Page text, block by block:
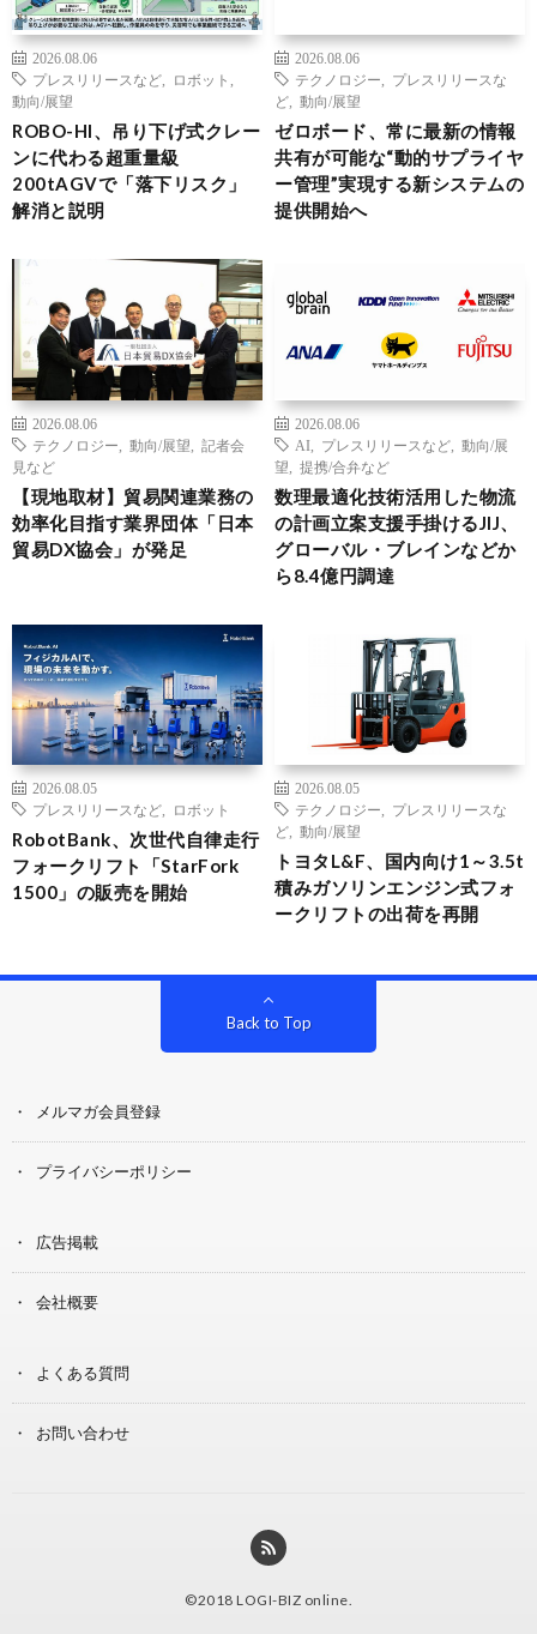
2026.08.06
プレスリリースなど
ロボット
動向/展望
ROBO-HI、吊り下げ式クレー
ンに代わる超重量級
200tAGVで「落下リスク」
解消と説明
2026.08.06
テクノロジー
プレスリリースな
ど
動向/展望
ゼロボード、常に最新の情報
共有が可能な“動的サプライヤ
ー管理”実現する新システムの
提供開始へ
2026.08.06
テクノロジー
動向/展望
記者会
見など
【現地取材】貿易関連業務の
効率化目指す業界団体「日本
貿易DX協会」が発足
2026.08.06
AI
プレスリリースなど
動向/展
望
提携/合弁など
数理最適化技術活用した物流
の計画立案支援手掛けるJIJ、
グローバル・ブレインなどか
ら8.4億円調達
2026.08.05
プレスリリースなど
ロボット
RobotBank、次世代自律走行
フォークリフト「StarFork
1500」の販売を開始
2026.08.05
テクノロジー
プレスリリースな
ど
動向/展望
トヨタL&F、国内向け1～3.5t
積みガソリンエンジン式フォ
ークリフトの出荷を再開
Back to Top
メルマガ会員登録
プライバシーポリシー
広告掲載
会社概要
よくある質問
お問い合わせ
©2018 LOGI-BIZ online.